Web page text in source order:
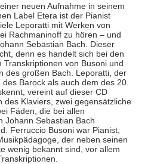
neuen Aufnahme in seinem
Label Etera ist der Pianist
Leporatti mit Werken von
Rachmaninoff zu hören – und
Sebastian Bach. Dieser
denn es handelt sich bei den
von Busoni und
des großen Bach. Leporatti, der
Barock als auch dem des 20.
vereint auf dieser CD
des Klaviers, zwei gegensätzliche
Fäden, die bei allen
Johann Sebastian Bach
Ferruccio Busoni war Pianist,
der neben seinen
wenig bekannt sind, vor allem